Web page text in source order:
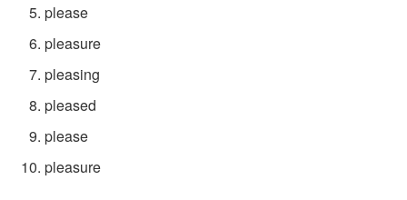
please
pleasure
pleasing
pleased
please
pleasure